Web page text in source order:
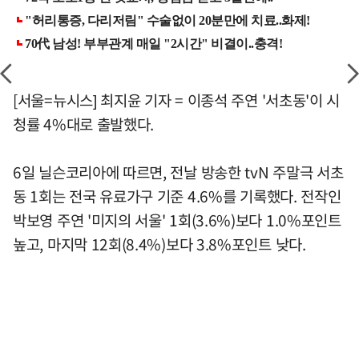
[서울=뉴시스] 최지윤 기자 = 이종석 주연 '서초동'이 시
청률 4%대로 출발했다.
6일 닐슨코리아에 따르면, 전날 방송한 tvN 주말극 서초
동 1회는 전국 유료가구 기준 4.6%를 기록했다. 전작인
박보영 주연 '미지의 서울' 1회(3.6%)보다 1.0%포인트
높고, 마지막 12회(8.4%)보다 3.8%포인트 낮다.